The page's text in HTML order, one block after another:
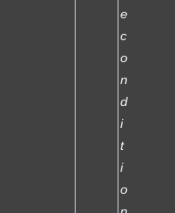
e
c
o
n
d
i
t
i
o